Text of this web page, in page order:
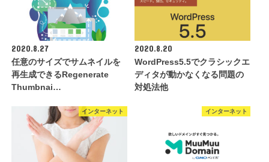
2020.8.27
任意のサイズでサムネイルを
再生成できるRegenerate
Thumbnai…
2020.8.20
WordPress5.5でクラシックエ
ディタが動かなくなる問題の
対処法他
インターネット インターネット